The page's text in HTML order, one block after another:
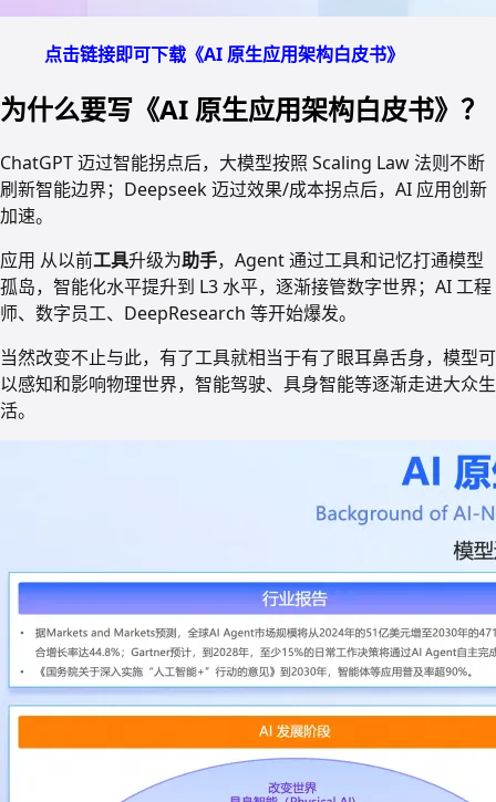
点击链接即可下载《AI 原生应用架构白皮书》
为什么要写《AI 原生应用架构白皮书》？
ChatGPT 迈过智能拐点后，大模型按照 Scaling Law 法则不断
刷新智能边界；Deepseek 迈过效果/成本拐点后，AI 应用创新
加速。
应用 从以前工具升级为助手，Agent 通过工具和记忆打通模型
孤岛，智能化水平提升到 L3 水平，逐渐接管数字世界；AI 工程
师、数字员工、DeepResearch 等开始爆发。
当然改变不止与此，有了工具就相当于有了眼耳鼻舌身，模型可
以感知和影响物理世界，智能驾驶、具身智能等逐渐走进大众生
活。